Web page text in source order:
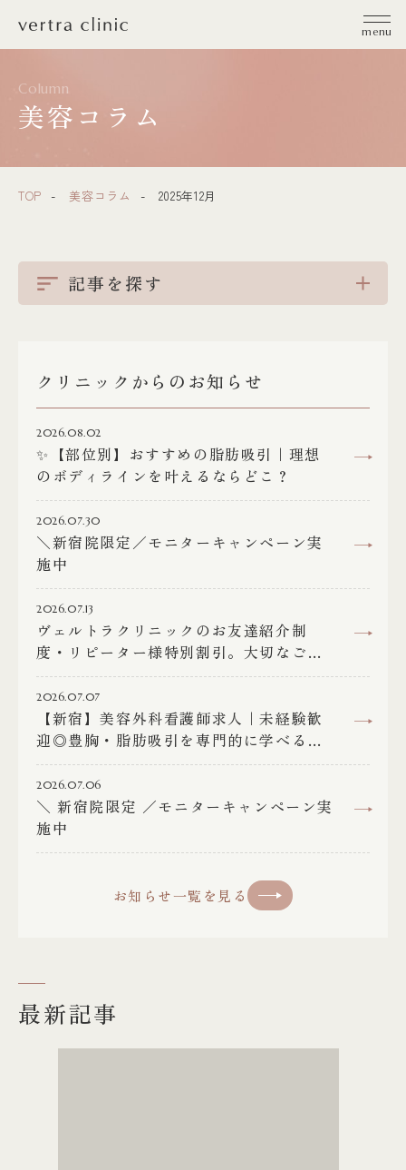
vertra clinic（ヴェルトラクリニック）
menu
Column
美容コラム
TOP 美容コラム 2025年12月
記事を探す
クリニックからのお知らせ
2026.08.02
✨【部位別】おすすめの脂肪吸引｜理想
のボディラインを叶えるならどこ？
2026.07.30
＼新宿院限定／モニターキャンペーン実
施中
2026.07.13
ヴェルトラクリニックのお友達紹介制
度・リピーター様特別割引。大切なご縁
に、感謝を込めて。
2026.07.07
【新宿】美容外科看護師求人｜未経験歓
迎◎豊胸・脂肪吸引を専門的に学べる｜
ヴェルトラクリニック
2026.07.06
＼ 新宿院限定 ／モニターキャンペーン実
施中
お知らせ一覧を見る
最新記事